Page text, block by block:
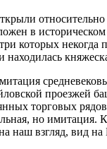
в
которых некогда
находилась
проезжей
торговых
но имитация.
наш взгляд, вид на